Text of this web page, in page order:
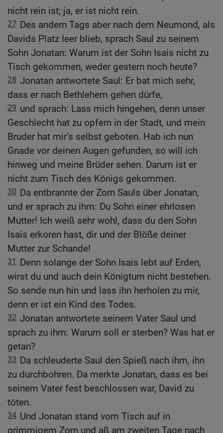
nicht rein ist; ja, er ist nicht rein.
27 Des andern Tags aber nach dem Neumond, als
Davids Platz leer blieb, sprach Saul zu seinem
Sohn Jonatan: Warum ist der Sohn Isais nicht zu
Tisch gekommen, weder gestern noch heute?
28 Jonatan antwortete Saul: Er bat mich sehr,
dass er nach Bethlehem gehen dürfe,
29 und sprach: Lass mich hingehen, denn unser
Geschlecht hat zu opfern in der Stadt, und mein
Bruder hat mir’s selbst geboten. Hab ich nun
Gnade vor deinen Augen gefunden, so will ich
hinweg und meine Brüder sehen. Darum ist er
nicht zum Tisch des Königs gekommen.
30 Da entbrannte der Zorn Sauls über Jonatan,
und er sprach zu ihm: Du Sohn einer ehrlosen
Mutter! Ich weiß sehr wohl, dass du den Sohn
Isais erkoren hast, dir und der Blöße deiner
Mutter zur Schande!
31
Denn solange der Sohn Isais lebt auf Erden,
wirst du und auch dein Königtum nicht bestehen.
So sende nun hin und lass ihn herholen zu mir,
denn er ist ein Kind des Todes.
32 Jonatan antwortete seinem Vater Saul und
sprach zu ihm: Warum soll er sterben? Was hat er
getan?
33 Da schleuderte Saul den Spieß nach ihm, ihn
zu durchbohren. Da merkte Jonatan, dass es bei
seinem Vater fest beschlossen war, David zu
töten.
34 Und Jonatan stand vom Tisch auf in
grimmigem Zorn und aß am zweiten Tage nach